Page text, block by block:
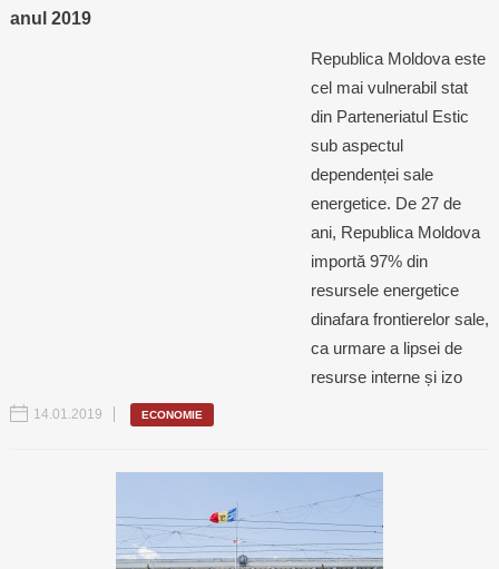
Achizițiile publice în vizorul societății civile
anul 2019
Republica Moldova este
cel mai vulnerabil stat
din Parteneriatul Estic
sub aspectul
dependenței sale
energetice. De 27 de
ani, Republica Moldova
importă 97% din
resursele energetice
dinafara frontierelor sale,
ca urmare a lipsei de
resurse interne și izo
14.01.2019 ECONOMIE